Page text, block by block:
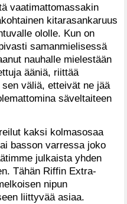
vaatimattomassakin
kitarasankaruus
ololle. Kun on
samanmielisessä
nauhalle mielestään
ääniä, riittää
väliä, etteivät ne jää
säveltaiteen
kaksi kolmasosaa
basson varressa joko
julkaista yhden
Tähän Riffin Extra-
nipun
liittyvää asiaa.